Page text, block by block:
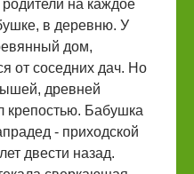
на каждое
в деревню. У
дом,
от соседних дач. Но
древней
крепостью. Бабушка
- приходской
двести назад.